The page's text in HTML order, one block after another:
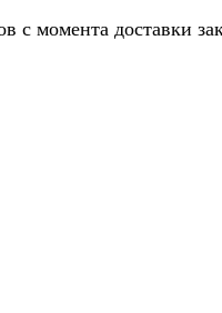
с момента доставки